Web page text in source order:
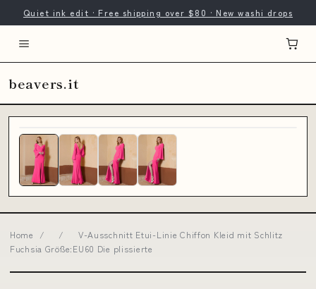
Quiet ink edit · Free shipping over $80 · New washi drops
beavers.it
Home / /
V-Ausschnitt Etui-Linie Chiffon Kleid mit Schlitz
Fuchsia Größe:EU60 Die plissierte